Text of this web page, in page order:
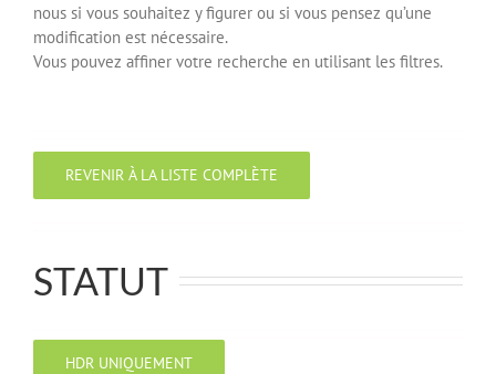
nous si vous souhaitez y figurer ou si vous pensez qu’une
modification est nécessaire.
Vous pouvez affiner votre recherche en utilisant les filtres.
REVENIR À LA LISTE COMPLÈTE
STATUT
HDR UNIQUEMENT